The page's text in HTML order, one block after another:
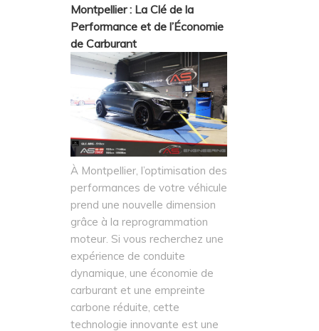
Montpellier : La Clé de la
Performance et de l’Économie
de Carburant
À Montpellier, l’optimisation des
performances de votre véhicule
prend une nouvelle dimension
grâce à la reprogrammation
moteur. Si vous recherchez une
expérience de conduite
dynamique, une économie de
carburant et une empreinte
carbone réduite, cette
technologie innovante est une